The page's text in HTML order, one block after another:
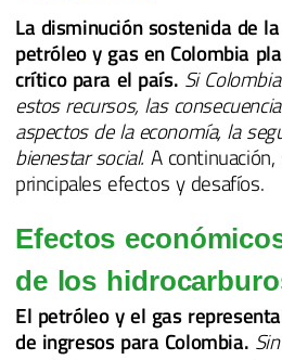
La disminución sostenida de
petróleo y gas en Colombia
crítico para el país. Si
estos recursos, las
aspectos de la economía, la
bienestar social. A
principales efectos y desafíos.
Efectos
de los
El petróleo y el gas
de ingresos para Colombia.